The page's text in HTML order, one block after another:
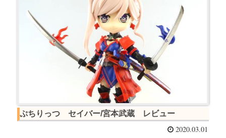
ぷちりっつ セイバー/宮本武蔵 レビュー
2020.03.01